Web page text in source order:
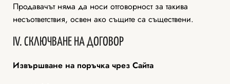
Продавачът няма да носи отговорност за такива
несъответствия, освен ако същите са съществени.
IV. СКЛЮЧВАНЕ НА ДОГОВОР
Извършване на поръчка чрез Сайта